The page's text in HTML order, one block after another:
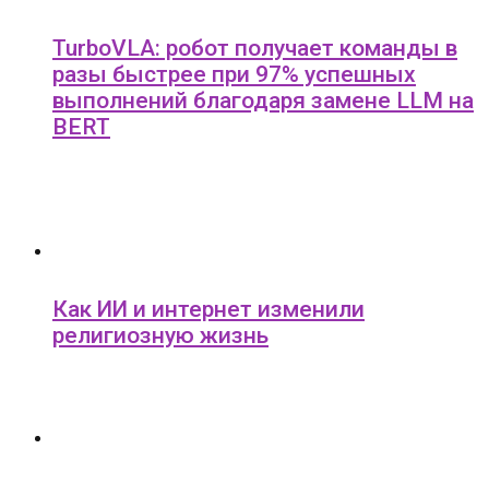
TurboVLA: робот получает команды в
разы быстрее при 97% успешных
выполнений благодаря замене LLM на
BERT
Как ИИ и интернет изменили
религиозную жизнь